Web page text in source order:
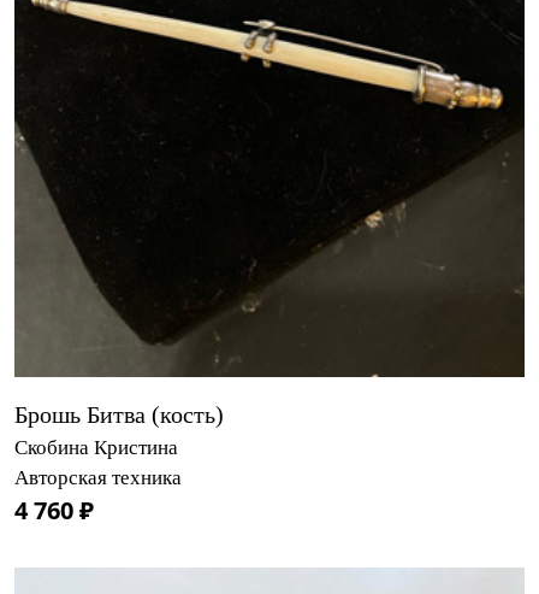
Брошь Битва (кость)
Скобина Кристина
Авторская техника
4 760 ₽